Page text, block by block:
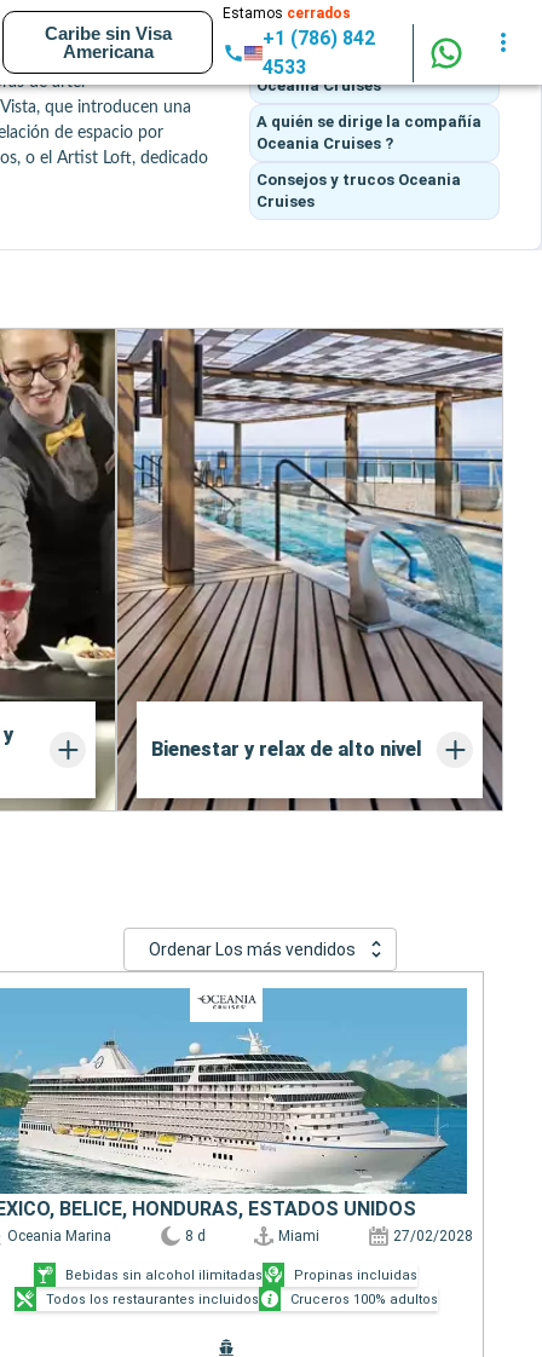
Caribe sin Visa
Americana
Estamos cerrados
+1 (786) 842
4533
bordo de barcos de
de arte.
que introducen una
de espacio por
o el Artist Loft, dedicado
Los itinerarios
Lo que piensan los clientes
Oceania Cruises
A quién se dirige la compañía
Oceania Cruises ?
Consejos y trucos Oceania
Cruises
Bienestar y relax de alto nivel
Ordenar Los más vendidos
BELICE, HONDURAS, ESTADOS UNIDOS
Oceania Marina 8 d Miami 27/02/2028
Bebidas sin alcohol ilimitadas
Propinas incluidas
Todos los restaurantes incluidos
Cruceros 100% adultos